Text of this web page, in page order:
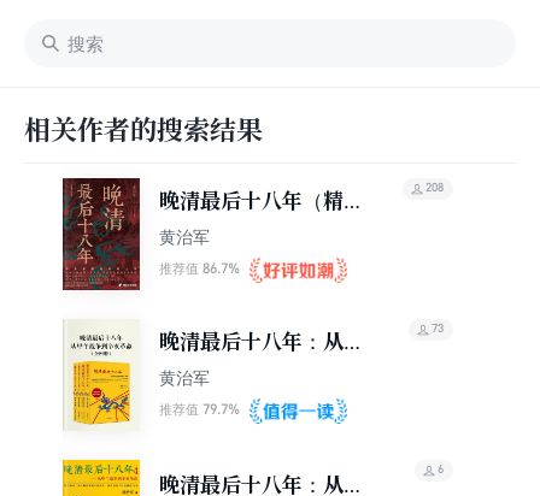
相关作者的搜索结果
晚清最后十八年（精修
完整版）
黄治军
推荐值 86.7%
208
晚清最后十八年：从甲
午战争到辛亥革命（全
四册）
黄治军
推荐值 79.7%
73
晚清最后十八年：从甲
6